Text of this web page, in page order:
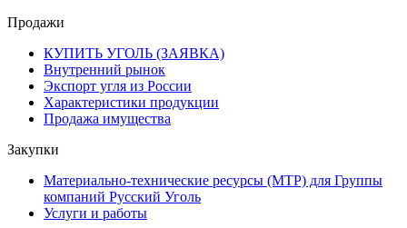
Продажи
КУПИТЬ УГОЛЬ (ЗАЯВКА)
Внутренний рынок
Экспорт угля из России
Характеристики продукции
Продажа имущества
Закупки
Материально-технические ресурсы (МТР) для Группы
компаний Русский Уголь
Услуги и работы